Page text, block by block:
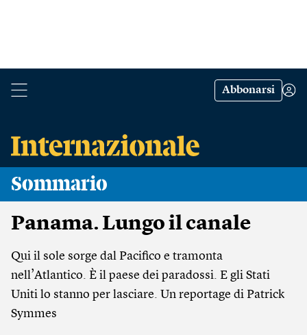
Abbonarsi
Sommario
Panama. Lungo il canale
Qui il sole sorge dal Pacifico e tramonta
nell’Atlantico. È il paese dei paradossi. E gli Stati
Uniti lo stanno per lasciare. Un reportage di Patrick
Symmes